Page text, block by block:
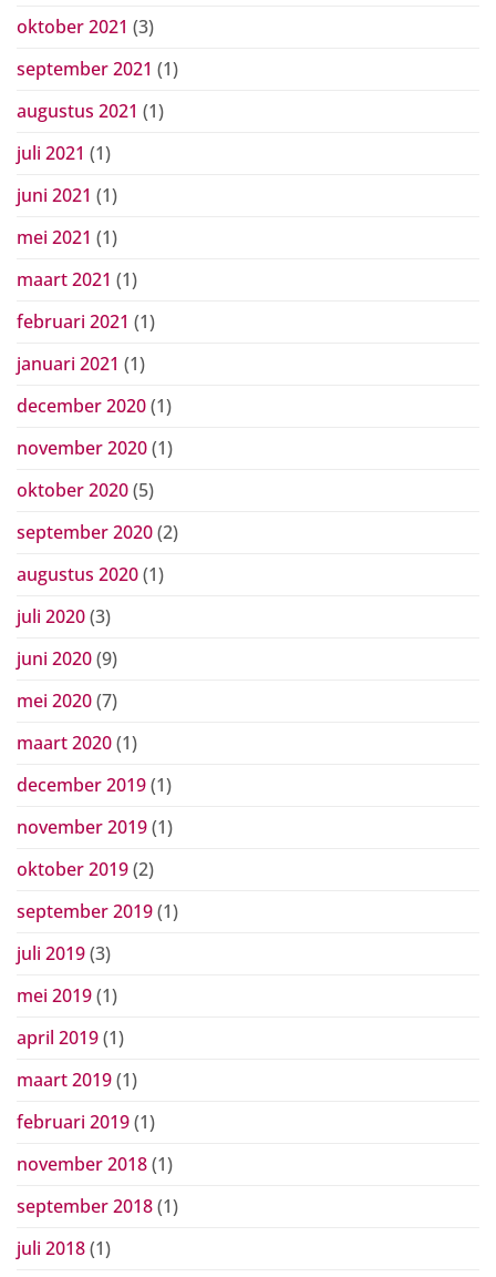
oktober 2021 (3)
september 2021 (1)
augustus 2021 (1)
juli 2021 (1)
juni 2021 (1)
mei 2021 (1)
maart 2021 (1)
februari 2021 (1)
januari 2021 (1)
december 2020(1)
november 2020(1)
oktober 2020(5)
september 2020(2)
augustus 2020(1)
juli 2020(3)
juni 2020(9)
mei 2020(7)
maart 2020(1)
december 2019(1)
november 2019(1)
oktober 2019(2)
september 2019(1)
juli 2019(3)
mei 2019(1)
april 2019(1)
maart 2019(1)
februari 2019(1)
november 2018(1)
september 2018(1)
juli 2018(1)